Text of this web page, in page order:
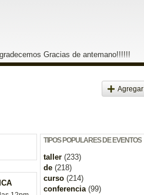
Gracias de antemano!!!!!!
Agregar
TIPOS POPULARES DE EVENTOS
taller (233)
de (218)
curso (214)
conferencia(99)